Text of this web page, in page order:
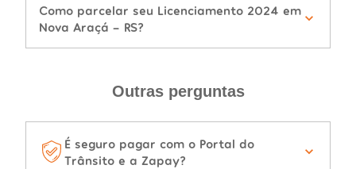
Como parcelar seu Licenciamento 2024 em
Nova Araçá - RS?
Outras perguntas
É seguro pagar com o Portal do
Trânsito e a Zapay?